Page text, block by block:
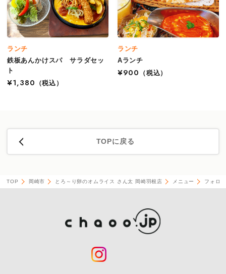
ランチ
鉄板あんかけスパ サラダセッ
ト
¥1,380
（税込）
ランチ
Aランチ
¥900
（税込）
TOPに戻る
TOP 岡崎市 とろ～り卵のオムライス さん太 岡崎羽根店 メニュー フォロ